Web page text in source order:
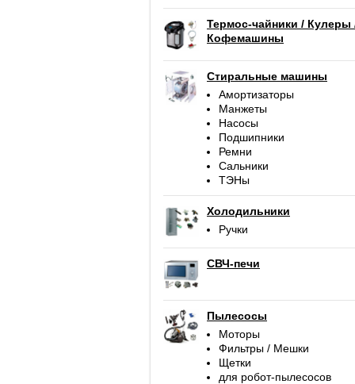
Термос-чайники / Кулеры
Кофемашины
Стиральные машины
Амортизаторы
Манжеты
Насосы
Подшипники
Ремни
Сальники
ТЭНы
Холодильники
Ручки
СВЧ-печи
Пылесосы
Моторы
Фильтры / Мешки
Щетки
для робот-пылесосов